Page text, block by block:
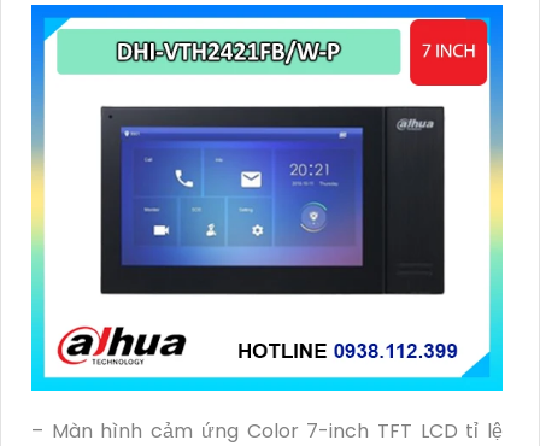
– Màn hình cảm ứng Color 7-inch TFT LCD tỉ lệ